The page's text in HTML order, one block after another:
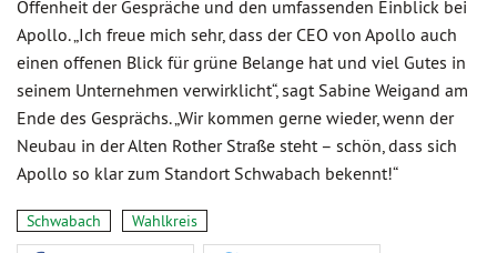
Offenheit der Gespräche und den umfassenden Einblick bei
Apollo. „Ich freue mich sehr, dass der CEO von Apollo auch
einen offenen Blick für grüne Belange hat und viel Gutes in
seinem Unternehmen verwirklicht“, sagt Sabine Weigand am
Ende des Gesprächs. „Wir kommen gerne wieder, wenn der
Neubau in der Alten Rother Straße steht – schön, dass sich
Apollo so klar zum Standort Schwabach bekennt!“
Schwabach Wahlkreis